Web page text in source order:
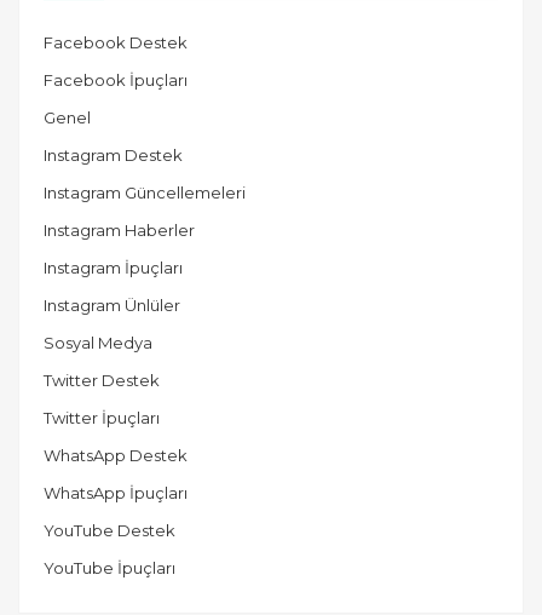
Facebook Destek
Facebook İpuçları
Genel
Instagram Destek
Instagram Güncellemeleri
Instagram Haberler
Instagram İpuçları
Instagram Ünlüler
Sosyal Medya
Twitter Destek
Twitter İpuçları
WhatsApp Destek
WhatsApp İpuçları
YouTube Destek
YouTube İpuçları